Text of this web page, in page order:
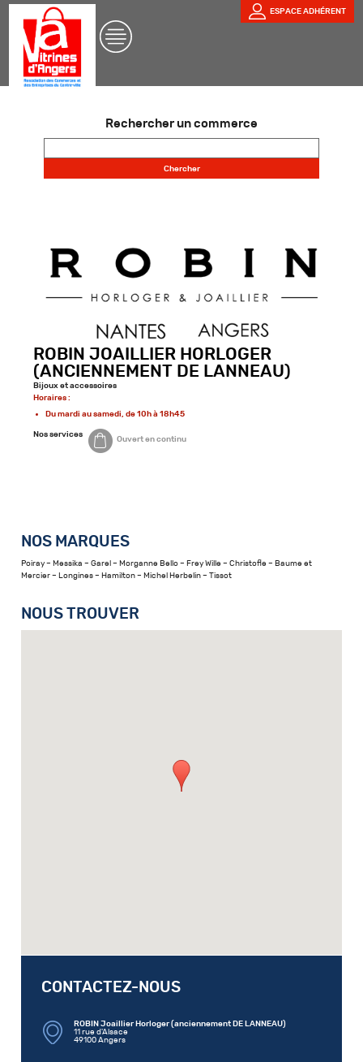
ESPACE ADHÉRENT
Rechercher un commerce
ROBIN JOAILLIER HORLOGER
(ANCIENNEMENT DE LANNEAU)
Bijoux et accessoires
Horaires :
Du mardi au samedi, de 10h à 18h45
Nos services
Ouvert en continu
NOS MARQUES
Poiray – Messika – Garel – Morganne Bello – Frey Wille – Christofle – Baume et
Mercier – Longines – Hamilton – Michel Herbelin – Tissot
NOUS TROUVER
CONTACTEZ-NOUS
ROBIN Joaillier Horloger (anciennement DE LANNEAU)
11 rue d'Alsace
49100 Angers